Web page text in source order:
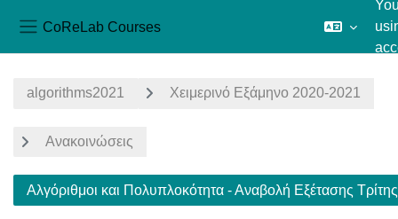
CoReLab Courses
algorithms2021 Χειμερινό Εξάμηνο 2020-2021
Ανακοινώσεις
Αλγόριθμοι και Πολυπλοκότητα - Αναβολή Εξέτασης